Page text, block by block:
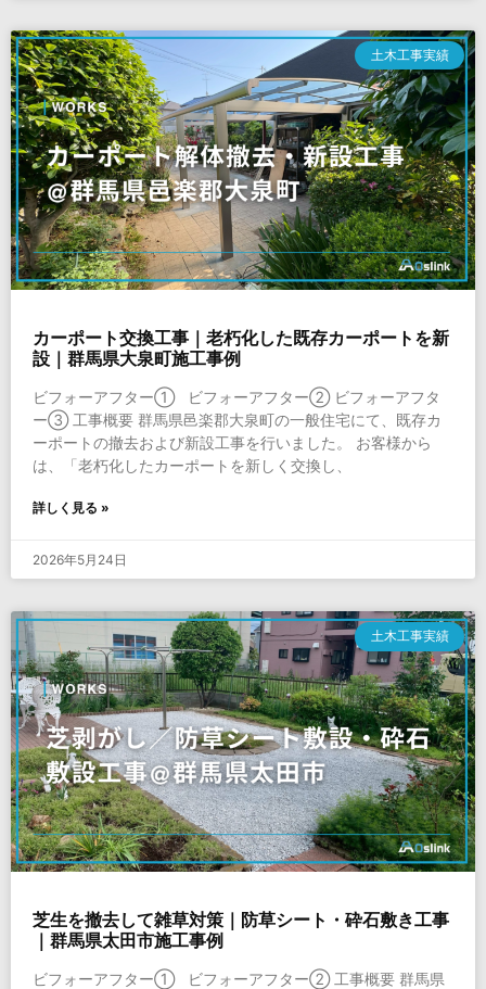
土木工事実績
カーポート交換工事｜老朽化した既存カーポートを新
設｜群馬県大泉町施工事例
ビフォーアフター① ビフォーアフター② ビフォーアフタ
ー③ 工事概要 群馬県邑楽郡大泉町の一般住宅にて、既存カ
ーポートの撤去および新設工事を行いました。 お客様から
は、「老朽化したカーポートを新しく交換し、
詳しく見る »
2026年5月24日
土木工事実績
芝生を撤去して雑草対策｜防草シート・砕石敷き工事
｜群馬県太田市施工事例
ビフォーアフター① ビフォーアフター② 工事概要 群馬県